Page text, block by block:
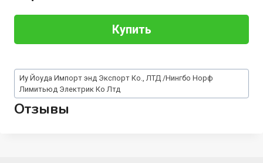
Купить
Метки
записи:
Иу Йоуда Импорт энд Экспорт Ко., ЛТД /Нингбо Норф
Лимитьюд Электрик Ко Лтд
Отзывы